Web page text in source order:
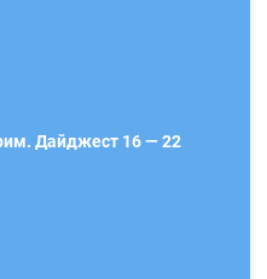
Дайджест 16 — 22